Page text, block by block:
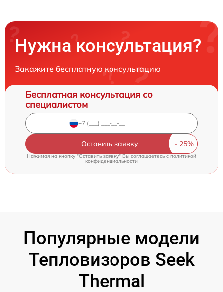
Нужна консультация?
Закажите бесплатную консультацию
Бесплатная консультация со
специалистом
Оставить заявку
Нажимая на кнопку "Оставить заявку" Вы соглашаетесь cполитикой
конфиденциальности
Популярные модели
Тепловизоров Seek
Thermal